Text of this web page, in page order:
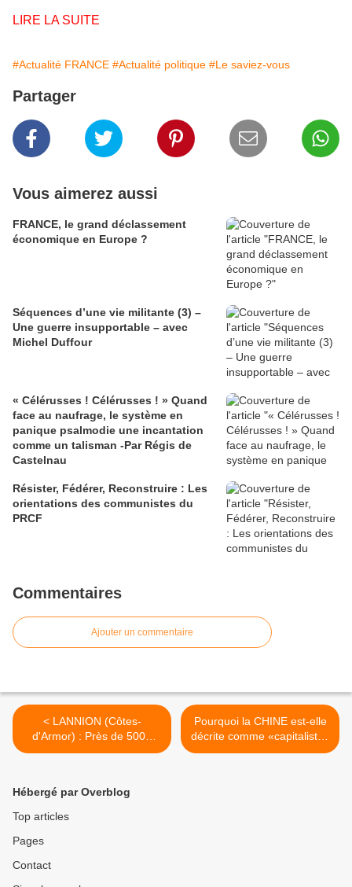
LIRE LA SUITE
#Actualité FRANCE #Actualité politique #Le saviez-vous
Partager
Vous aimerez aussi
FRANCE, le grand déclassement
économique en Europe ?
Séquences d’une vie militante (3) –
Une guerre insupportable – avec
Michel Duffour
« Célérusses ! Célérusses ! » Quand
face au naufrage, le système en
panique psalmodie une incantation
comme un talisman -Par Régis de
Castelnau
Résister, Fédérer, Reconstruire : Les
orientations des communistes du
PRCF
Commentaires
Ajouter un commentaire
< LANNION (Côtes-
d'Armor) : Près de 5000
manifestants contre le plan
Pourquoi la CHINE est-elle
décrite comme «capitaliste»
par la propagande
Hébergé par Overblog
Top articles
Pages
Contact